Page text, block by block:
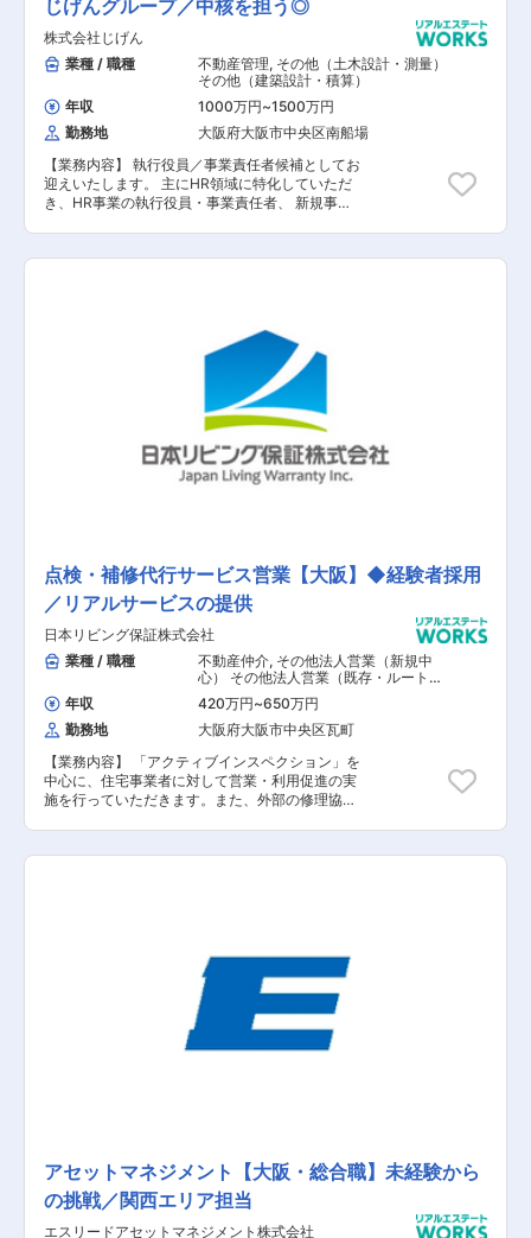
じげんグループ／中核を担う◎
株式会社じげん
業種 / 職種
不動産管理, その他（土木設計・測量）
その他（建築設計・積算）
年収
1000万円~1500万円
勤務地
大阪府大阪市中央区南船場
【業務内容】 執行役員／事業責任者候補としてお
迎えいたします。 主にHR領域に特化していただ
き、HR事業の執行役員・事業責任者、 新規事業
の核を担っていただく存在で、 事業戦略の立案か
ーのマネジメント、採用に関わる業務 ■サービ
ス、コンテンツの企画立案 ■事業計画 ■収支計画
■人員計画の立案 ■中期経営計画の策定 ■パート
ナー・クライアントのソリューション営業 ■既存
クライアントへの改善提案・リレーション構築
【担当者コメント】 同社は「生活機会の最大化」
を目指し、人材・不動産・生活領域において 事業
を展開する企業になります。ライフサービスプラ
ットフォーム事業では 現在40以上のメディアを
っており、経営視点を持ちながら、 事業の方向性
を決定し、推進力を持って実行して頂ける方を期
待しています。 じげんグループのコアメンバーと
人をマッチングするサービスを提供からスタート
した同社ですが、 企業と個人、じげんに関わる全
ての人々の未来をつくる会社へと成長を遂げ 人生
の岐路に立つすべての人の未来をアップデートす
る、 「総合ライフプラットフォームカンパニー」
を目指しており、 年々急成長を遂げる同社にて更
なるキャリアアップが可能となっています。
点検・補修代行サービス営業【大阪】◆経験者採用
／リアルサービスの提供
日本リビング保証株式会社
業種 / 職種
不動産仲介, その他法人営業（新規中
心） その他法人営業（既存・ルートセ
ールス中心） その他代理店営業・パー
トナーセールス その他個人営業 その他
海外営業
年収 420万円~650万円
勤務地
大阪府大阪市中央区瓦町
【業務内容】 「アクティブインスペクション」を
中心に、住宅事業者に対して営業・利用促進の実
施を行っていただきます。また、外部の修理協力
だきます。 ＜アクティブインスペクションとは＞
宅事業者への営業：単独営業又はフィールドセー
ルスと同行 ■修理会社等協力会社の開拓：住宅関
係の知識を活かしながら、サービス提供を行う上
で適当な会社を開拓 ■住宅事業者との折衝交渉：
住宅事業者側の目線に立ち、サービス提供に必要
で、適切なメンテナンスを実施した住宅は法定耐
用年数を超えても、安心・安全に住み続けること
が可能です。ここに、現在の日本における住宅の
アセットマネジメント【大阪・総合職】未経験から
の挑戦／関西エリア担当
エスリードアセットマネジメント株式会社